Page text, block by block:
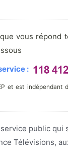
vous répond
:
et est indépendant
public qui
Télévisions,